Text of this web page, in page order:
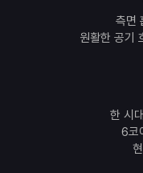
측면
원활한 공기
한 시
6코